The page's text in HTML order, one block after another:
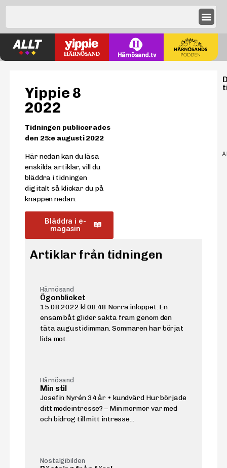
Yippie 8
2022
Tidningen publicerades
den 25:e augusti 2022
Här nedan kan du läsa
enskilda artiklar, vill du
bläddra i tidningen
digitalt så klickar du på
knappen nedan:
Bläddra i e-
magasin
Artiklar från tidningen
Härnösand
Ögonblicket
15.08.2022 kl 08.48 Norra inloppet. En
ensam båt glider sakta fram genom den
täta augustidimman. Sommaren har börjat
lida mot...
Härnösand
Min stil
Josefin Nyrén 34 år • kundvärd Hur började
ditt modeintresse? – Min mormor var med
och bidrog till mitt intresse...
Nostalgibilden